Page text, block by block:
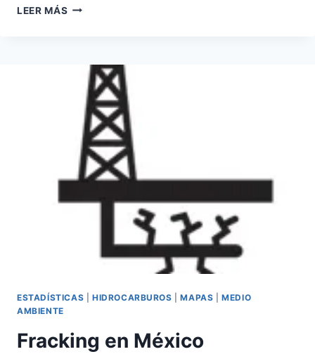
LEER MÁS INDUSTRIAS
ESTADÍSTICAS HIDROCARBUROS |MAPAS |MEDIO
AMBIENTE
Fracking en México